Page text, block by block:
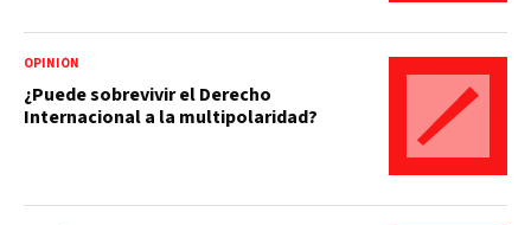
OPINIÓN
¿Puede sobrevivir el Derecho
Internacional a la multipolaridad?